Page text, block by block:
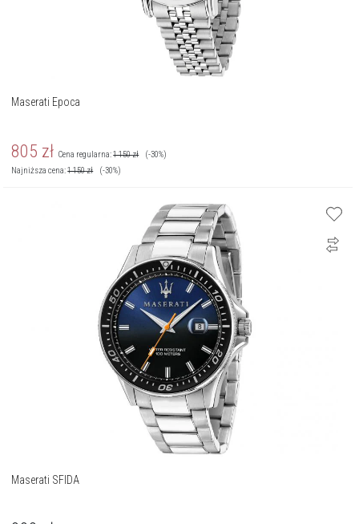
Maserati Epoca
805 zł Cena regularna:1 150zł
(-30%)
Najniższa cena:1 150zł (-30%)
Maserati SFIDA